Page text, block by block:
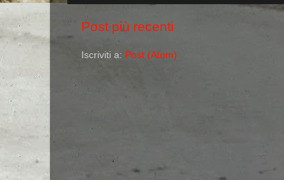
Post più recenti
Iscriviti a: Post (Atom)